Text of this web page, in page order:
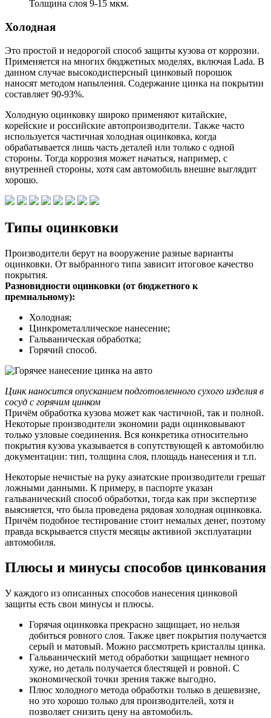
Толщина слоя 9-15 мкм.
Холодная
Это простой и недорогой способ защиты кузова от коррозии.
Применяется на многих бюджетных моделях, включая Lada. В
данном случае высокодисперсный цинковый порошок
наносят методом напыления. Содержание цинка на покрытии
составляет 90-93%.
Холодную оцинковку широко применяют китайские,
корейские и российские автопроизводители. Также часто
используется частичная холодная оцинковка, когда
обрабатывается лишь часть деталей или только с одной
стороны. Тогда коррозия может начаться, например, с
внутренней стороны, хотя сам автомобиль внешне выглядит
хорошо.
Типы оцинковки
Производители берут на вооружение разные варианты
оцинковки. От выбранного типа зависит итоговое качество
покрытия.
Разновидности оцинковки (от бюджетного к
премиальному):
Холодная;
Цинкрометаллическое нанесение;
Гальваническая обработка;
Горячий способ.
Цинк наносится опусканием подготовленного сухого изделия в
сосуд с горячим цинком
Причём обработка кузова может как частичной, так и полной.
Некоторые производители экономии ради оцинковывают
только узловые соединения. Вся конкретика относительно
покрытия кузова указывается в сопутствующей к автомобилю
документации: тип, толщина слоя, площадь нанесения и т.п.
Некоторые нечистые на руку азиатские производители грешат
ложными данными. К примеру, в паспорте указан
гальванический способ обработки, тогда как при экспертизе
выясняется, что была проведена рядовая холодная оцинковка.
Причём подобное тестирование стоит немалых денег, поэтому
правда вскрывается спустя месяцы активной эксплуатации
автомобиля.
Плюсы и минусы способов цинкования
У каждого из описанных способов нанесения цинковой
защиты есть свои минусы и плюсы.
Горячая оцинковка прекрасно защищает, но нельзя
добиться ровного слоя. Также цвет покрытия получается
серый и матовый. Можно рассмотреть кристаллы цинка.
Гальванический метод обработки защищает немного
хуже, но деталь получается блестящей и ровной. С
экономической точки зрения также выгодно.
Плюс холодного метода обработки только в дешевизне,
но это хорошо только для производителей, хотя и
позволяет снизить цену на автомобиль.